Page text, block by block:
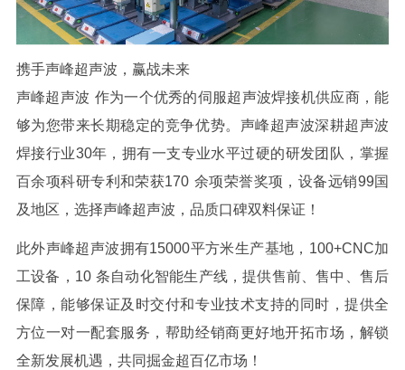
携手声峰超声波，赢战未来
声峰超声波 作为一个优秀的伺服超声波焊接机供应商，能
够为您带来长期稳定的竞争优势。声峰超声波深耕超声波
焊接行业30年，拥有一支专业水平过硬的研发团队，掌握
百余项科研专利和荣获170 余项荣誉奖项，设备远销99国
及地区，选择声峰超声波，品质口碑双料保证！
此外声峰超声波拥有15000平方米生产基地， 100+CNC加
工设备， 10 条自动化智能生产线，提供售前、售中、售后
保障，能够保证及时交付和专业技术支持的同时，提供全
方位一对一配套服务，帮助经销商更好地开拓市场，解锁
全新发展机遇，共同掘金超百亿市场！